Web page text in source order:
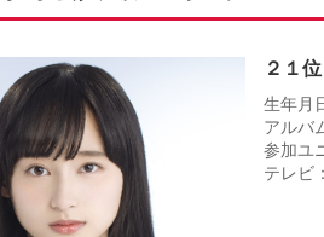
２１
生年月
アルバ
参加ユ
テレビ